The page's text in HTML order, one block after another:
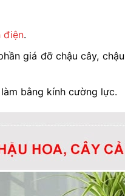
điện.
giá đỡ chậu cây,
bằng kính cường lực.